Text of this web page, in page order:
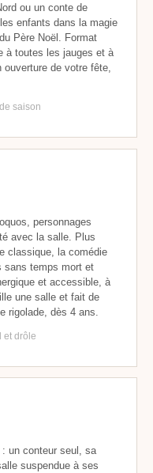
ou un conte de
enfants dans la magie
Père Noël. Format
à toutes les jauges et à
de votre fête,
saison
personnages
avec la salle. Plus
classique, la comédie
sans temps mort et
et accessible, à
une salle et fait de
rigolade, dès 4 ans.
et drôle
un conteur seul, sa
suspendue à ses